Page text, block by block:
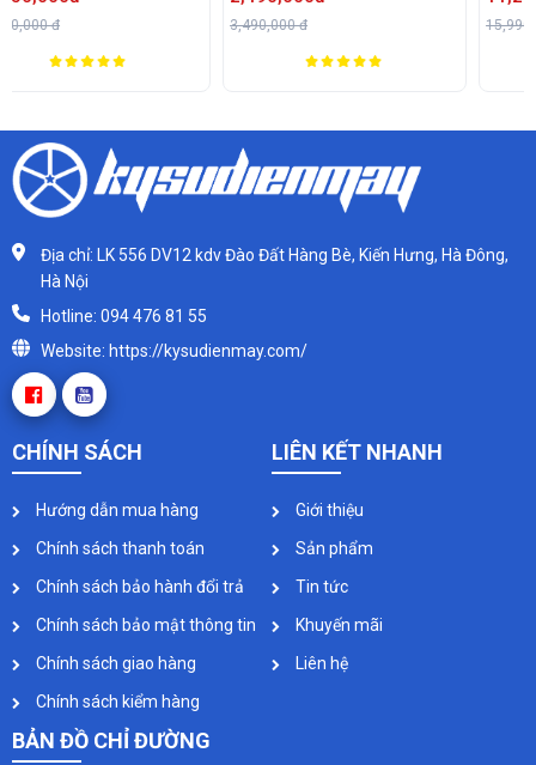
Địa chỉ: LK 556 DV12 kdv Đào Đất Hàng Bè, Kiến Hưng, Hà Đông,
Hà Nội
Hotline: 094 476 81 55
Website: https://kysudienmay.com/
CHÍNH SÁCH
Hướng dẫn mua hàng
Chính sách thanh toán
Chính sách bảo hành đổi trả
Chính sách bảo mật thông tin
Chính sách giao hàng
Chính sách kiểm hàng
LIÊN KẾT NHANH
Giới thiệu
Sản phẩm
Tin tức
Khuyến mãi
Liên hệ
BẢN ĐỒ CHỈ ĐƯỜNG